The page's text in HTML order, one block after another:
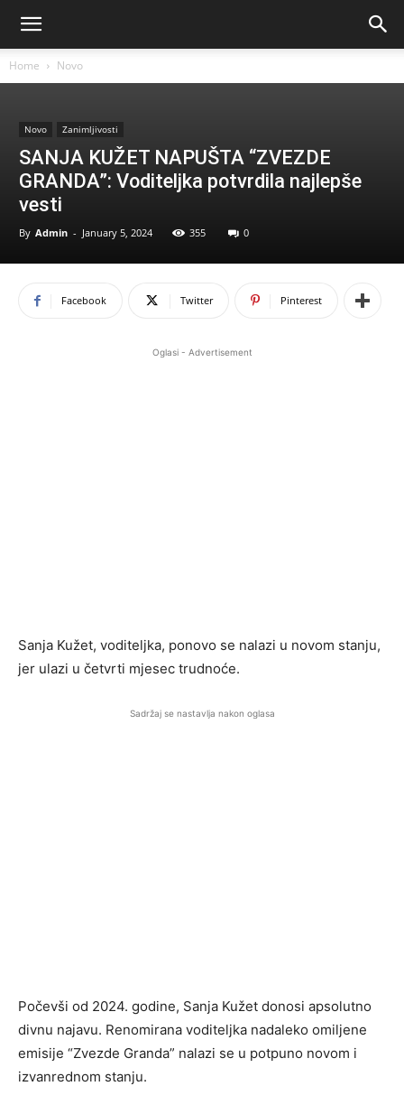
Home Novo
Novo Zanimljivosti
SANJA KUŽET NAPUŠTA “ZVEZDE
GRANDA”: Voditeljka potvrdila najlepše
vesti
By Admin - January 5, 2024 355 0
Facebook Twitter Pinterest
Oglasi - Advertisement
Sanja Kužet, voditeljka, ponovo se nalazi u novom stanju,
jer ulazi u četvrti mjesec trudnoće.
Sadržaj se nastavlja nakon oglasa
Počevši od 2024. godine, Sanja Kužet donosi apsolutno
divnu najavu. Renomirana voditeljka nadaleko omiljene
emisije “Zvezde Granda” nalazi se u potpuno novom i
izvanrednom stanju.